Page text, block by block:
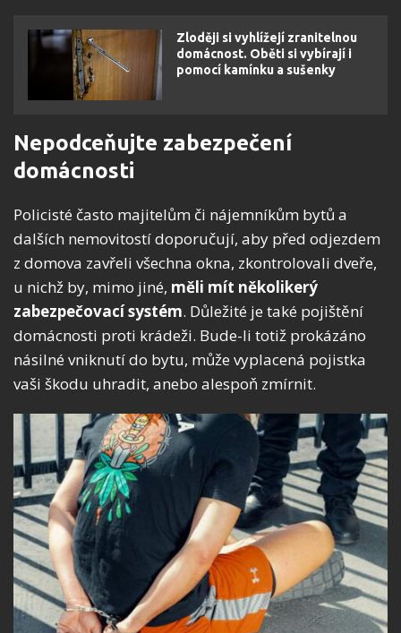
Zloději si vyhlížejí zranitelnou
domácnost. Oběti si vybírají i
pomocí kamínku a sušenky
Nepodceňujte zabezpečení
domácnosti
Policisté často majitelům či nájemníkům bytů a
dalších nemovitostí doporučují, aby před odjezdem
z domova zavřeli všechna okna, zkontrolovali dveře,
u nichž by, mimo jiné, měli mít několikerý
zabezpečovací systém. Důležité je také pojištění
domácnosti proti krádeži. Bude-li totiž prokázáno
násilné vniknutí do bytu, může vyplacená pojistka
vaši škodu uhradit, anebo alespoň zmírnit.